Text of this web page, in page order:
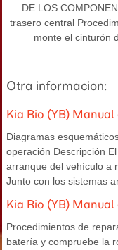
DE LOS
trasero central
monte el cinturón
Otra informacion:
Kia Rio (YB)
Diagramas
operación Descripción
arranque del vehículo a
Junto con los sistemas
Kia Rio (YB)
Procedimientos de
batería y compruebe la